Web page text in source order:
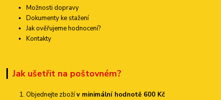
Možnosti dopravy
Dokumenty ke stažení
Jak ověřujeme hodnocení?
Kontakty
Jak ušetřit na poštovném?
Objednejte zbožív minimální hodnotě 600 Kč